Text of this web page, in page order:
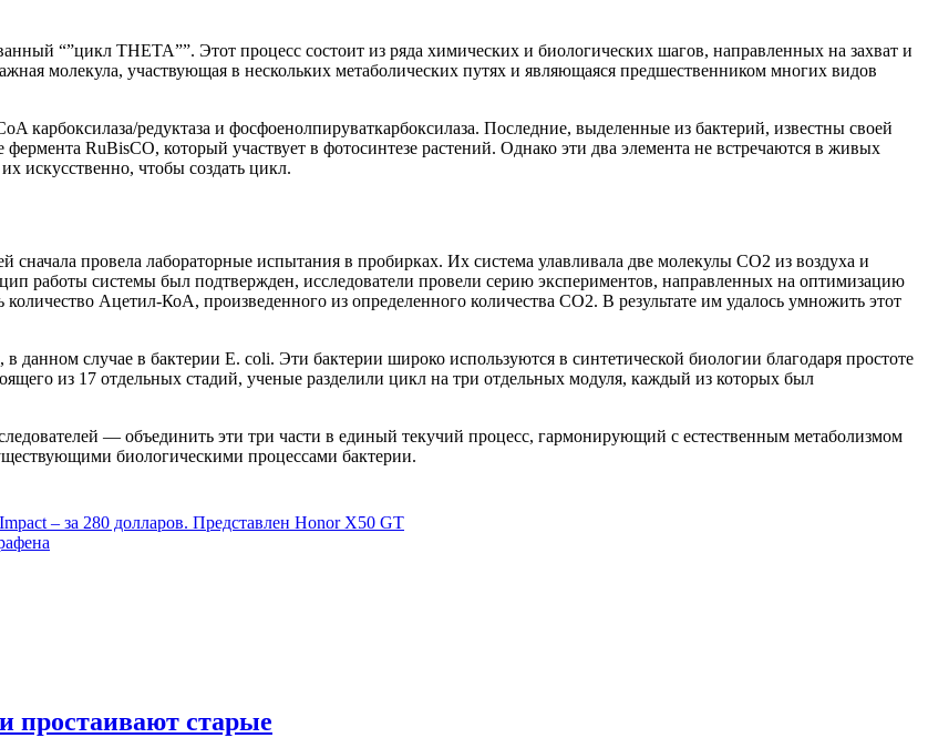
“”цикл THETA””. Этот процесс состоит из ряда химических и биологических шагов, направленных на захват и
молекула, участвующая в нескольких метаболических путях и являющаяся предшественником многих видов
карбоксилаза/редуктаза и фосфоенолпируваткарбоксилаза. Последние, выделенные из бактерий, известны своей
RuBisCO, который участвует в фотосинтезе растений. Однако эти два элемента не встречаются в живых
искусственно, чтобы создать цикл.
провела лабораторные испытания в пробирках. Их система улавливала две молекулы CO2 из воздуха и
работы системы был подтвержден, исследователи провели серию экспериментов, направленных на оптимизацию
Ацетил-КоА, произведенного из определенного количества CO2. В результате им удалось умножить этот
случае в бактерии E. coli. Эти бактерии широко используются в синтетической биологии благодаря простоте
из 17 отдельных стадий, ученые разделили цикл на три отдельных модуля, каждый из которых был
— объединить эти три части в единый текучий процесс, гармонирующий с естественным метаболизмом
биологическими процессами бактерии.
– за 280 долларов. Представлен Honor X50 GT
простаивают старые